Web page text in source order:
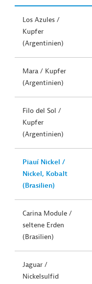
Los Azules /
Kupfer
(Argentinien)
Mara / Kupfer
(Argentinien)
Filo del Sol /
Kupfer
(Argentinien)
Piauí Nickel /
Nickel, Kobalt
(Brasilien)
Carina Module /
seltene Erden
(Brasilien)
Jaguar /
Nickelsulfid